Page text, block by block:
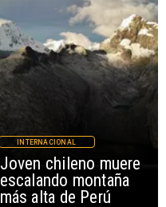
Joven chileno muere
escalando montaña
más alta de Perú
INTERNACIONAL